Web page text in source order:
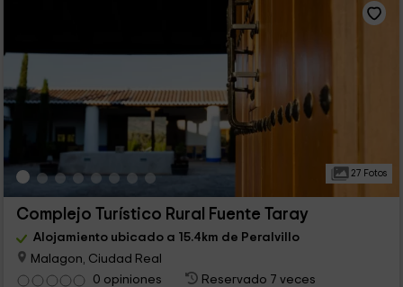
27 Fotos
Complejo Turístico Rural Fuente Taray
Alojamiento ubicado a 15.4km de Peralvillo
Malagon, Ciudad Real
0 opiniones
Reservado 7 veces